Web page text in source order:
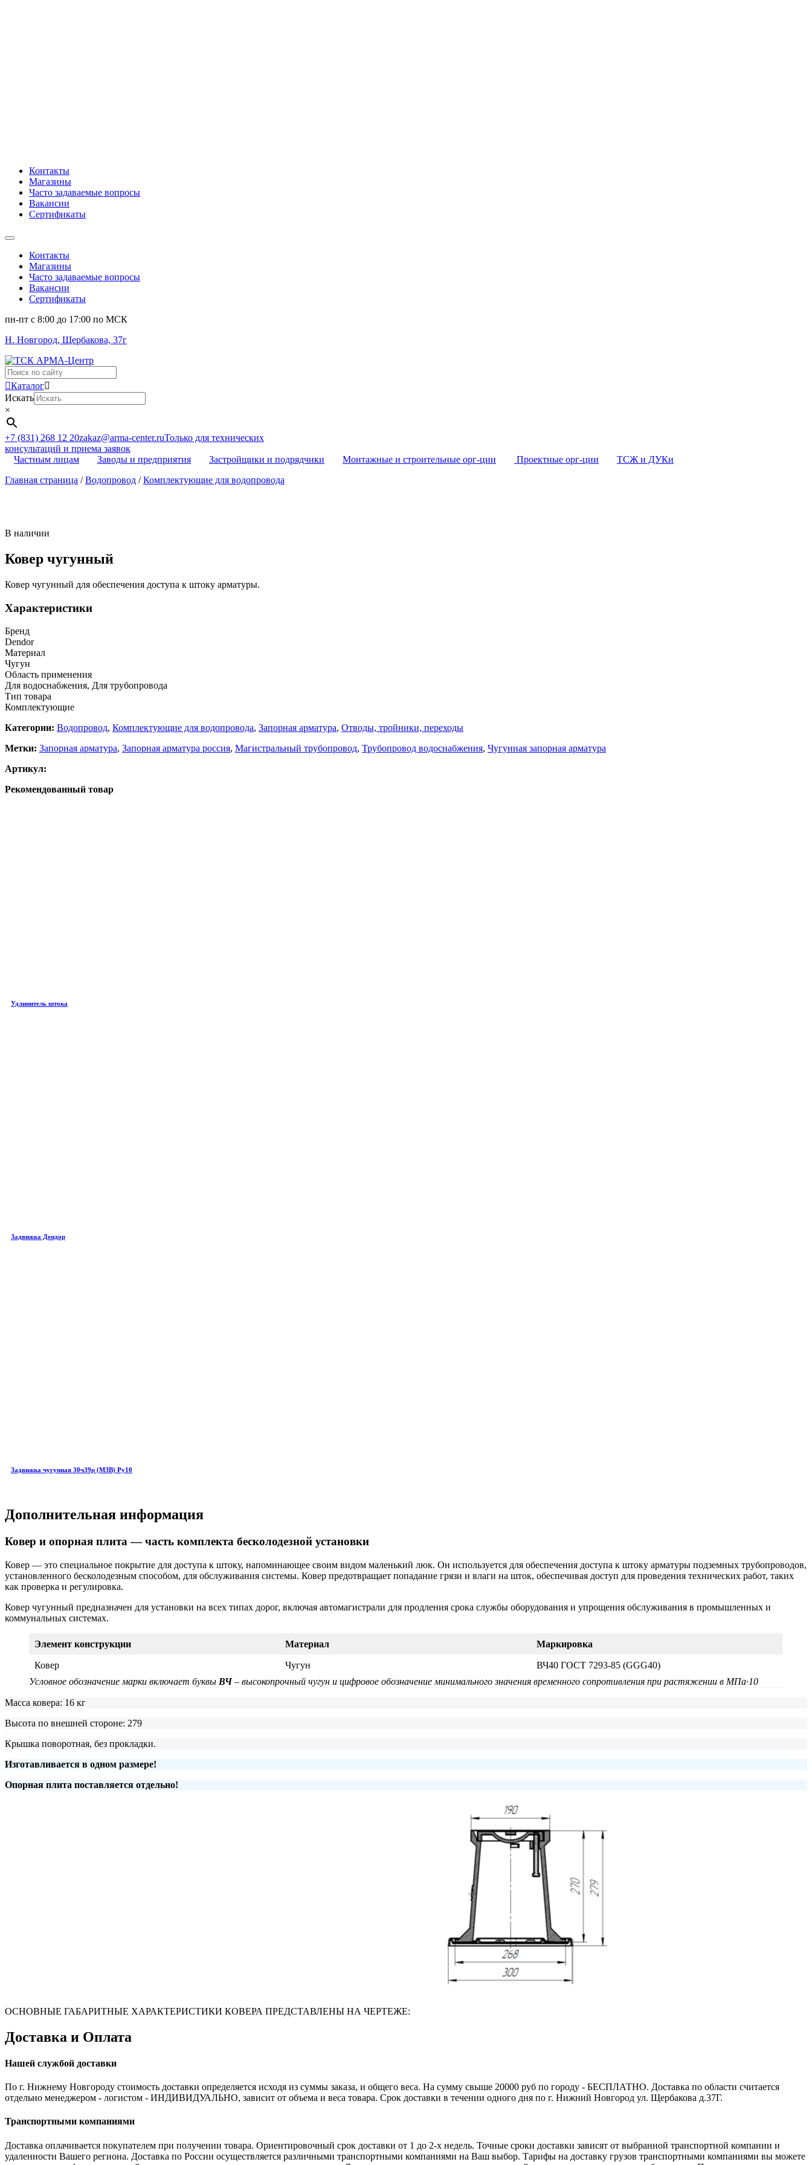
Контакты
Магазины
Часто задаваемые вопросы
Вакансии
Сертификаты
Контакты
Магазины
Часто задаваемые вопросы
Вакансии
Сертификаты
пн-пт c 8:00 до 17:00 по МСК
Н. Новгород, Щербакова, 37г
Поиск
...Каталог
Искать
×
+7 (831) 268 12 20zakaz@arma-center.ruТолько для технических
консультаций и приема заявок
Частным лицам
Заводы и предприятия Застройщики и подрядчики Монтажные и строительные орг-ции Проектные орг-ции
ТСЖ и ДУКи
Главная страница /Водопровод /Комплектующие для водопровода
В наличии
Ковер чугунный
Ковер чугунный для обеспечения доступа к штоку арматуры.
Характеристики
Бренд
Dendor
Материал
Чугун
Область применения
Для водоснабжения, Для трубопровода
Тип товара
Комплектующие
Категории: Водопровод, Комплектующие для водопровода, Запорная арматура, Отводы, тройники, переходы
Метки: Запорная арматура, Запорная арматура россия, Магистральный трубопровод, Трубопровод водоснабжения, Чугунная запорная арматура
Артикул:
Рекомендованный товар
Удлинитель штока
Задвижка Дендор
Задвижка чугунная 30ч39р (МЗВ) Ру10
Дополнительная информация
Ковер и опорная плита — часть комплекта бесколодезной установки
Ковер — это специальное покрытие для доступа к штоку, напоминающее своим видом маленький люк. Он используется для обеспечения доступа к штоку арматуры подземных трубопроводов,
установленного бесколодезным способом, для обслуживания системы. Ковер предотвращает попадание грязи и влаги на шток, обеспечивая доступ для проведения технических работ, таких
как проверка и регулировка.
Ковер чугунный предназначен для установки на всех типах дорог, включая автомагистрали для продления срока службы оборудования и упрощения обслуживания в промышленных и
коммунальных системах.
Элемент конструкции Материал Маркировка
Ковер Чугун
ВЧ40 ГОСТ 7293-85 (GGG40)
Условное обозначение марки включает буквы ВЧ– высокопрочный чугун и цифровое обозначение минимального значения временного сопротивления при растяжении в МПа·10
Масса ковера: 16 кг
Высота по внешней стороне: 279
Крышка поворотная, без прокладки.
Изготавливается в одном размере!
Опорная плита поставляется отдельно!
ОСНОВНЫЕ ГАБАРИТНЫЕ ХАРАКТЕРИСТИКИ КОВЕРА ПРЕДСТАВЛЕНЫ НА ЧЕРТЕЖЕ:
Доставка и Оплата
Нашей службой доставки
По г. Нижнему Новгороду стоимость доставки определяется исходя из суммы заказа, и общего веса. На сумму свыше 20000 руб по городу - БЕСПЛАТНО. Доставка по области считается
отдельно менеджером - логистом - ИНДИВИДУАЛЬНО, зависит от объема и веса товара. Срок доставки в течении одного дня по г. Нижний Новгород ул. Щербакова д.37Г.
Транспортными компаниями
Доставка оплачивается покупателем при получении товара. Ориентировочный срок доставки от 1 до 2-х недель. Точные сроки доставки зависят от выбранной транспортной компании и
удаленности Вашего региона. Доставка по России осуществляется различными транспортными компаниями на Ваш выбор. Тарифы на доставку грузов транспортными компаниями вы можете